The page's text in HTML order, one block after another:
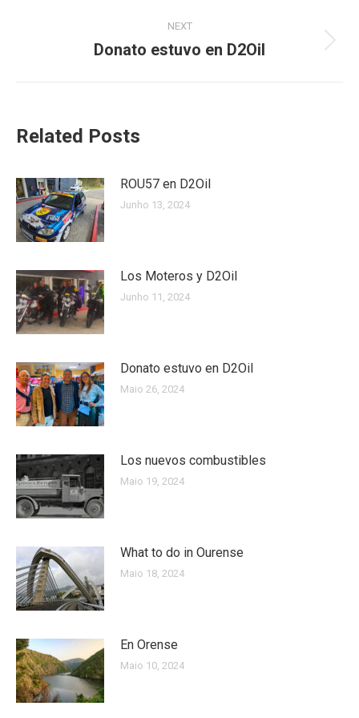
NEXT
Next
Donato estuvo en D2Oil
Related Posts
ROU57 en D2Oil
Junho 13, 2024
Los Moteros y D2Oil
Junho 11, 2024
Donato estuvo en D2Oil
Maio 26, 2024
Los nuevos combustibles
Maio 19, 2024
What to do in Ourense
Maio 18, 2024
En Orense
Maio 10, 2024